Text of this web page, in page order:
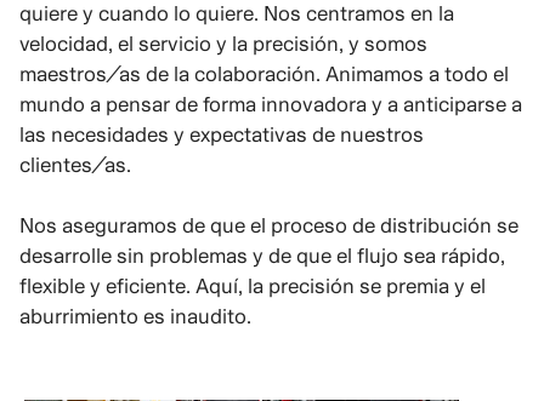
quiere y cuando lo quiere. Nos centramos en la
velocidad, el servicio y la precisión, y somos
maestros/as de la colaboración. Animamos a todo el
mundo a pensar de forma innovadora y a anticiparse a
las necesidades y expectativas de nuestros
clientes/as.
Nos aseguramos de que el proceso de distribución se
desarrolle sin problemas y de que el flujo sea rápido,
flexible y eficiente. Aquí, la precisión se premia y el
aburrimiento es inaudito.